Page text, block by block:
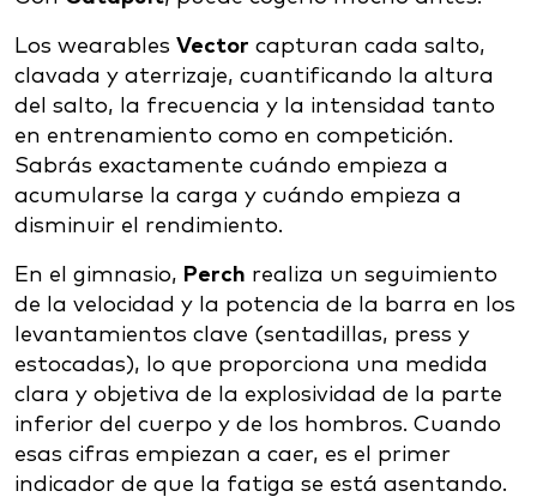
Los wearables Vector capturan cada salto,
clavada y aterrizaje, cuantificando la altura
del salto, la frecuencia y la intensidad tanto
en entrenamiento como en competición.
Sabrás exactamente cuándo empieza a
acumularse la carga y cuándo empieza a
disminuir el rendimiento.
En el gimnasio, Perch realiza un seguimiento
de la velocidad y la potencia de la barra en los
levantamientos clave (sentadillas, press y
estocadas), lo que proporciona una medida
clara y objetiva de la explosividad de la parte
inferior del cuerpo y de los hombros. Cuando
esas cifras empiezan a caer, es el primer
indicador de que la fatiga se está asentando.